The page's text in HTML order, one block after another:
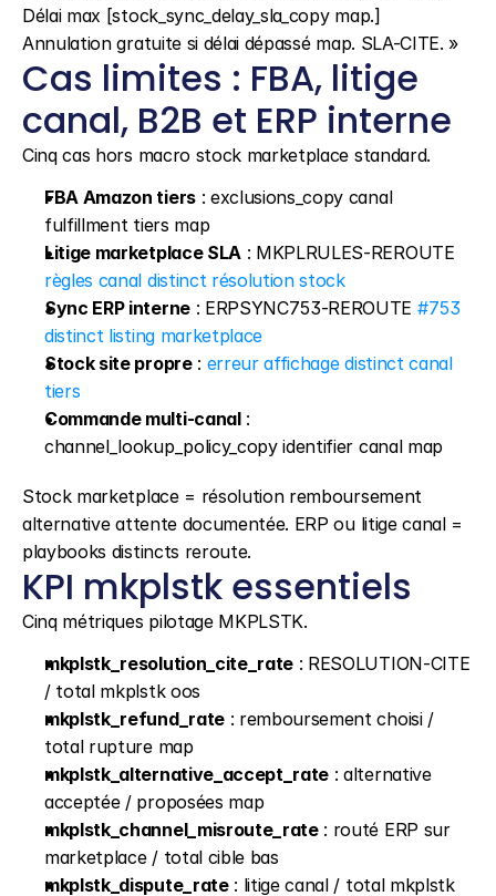
Délai max [stock_sync_delay_sla_copy map.]
Annulation gratuite si délai dépassé map. SLA-CITE. »
Cas limites : FBA, litige
canal, B2B et ERP interne
Cinq cas hors macro stock marketplace standard.
FBA Amazon tiers : exclusions_copy canal
fulfillment tiers map
Litige marketplace SLA
règles canal distinct résolution stock
Sync ERP interne : ERPSYNC753-REROUTE #753
distinct listing marketplace
Stock site propre : erreur affichage distinct canal
tiers
Commande multi-canal :
channel_lookup_policy_copy identifier canal map
Stock marketplace = résolution remboursement
alternative attente documentée. ERP ou litige canal =
playbooks distincts reroute.
KPI mkplstk essentiels
Cinq métriques pilotage MKPLSTK.
mkplstk_resolution_cite_rate : RESOLUTION-CITE
/ total mkplstk oos
mkplstk_refund_rate : remboursement choisi /
total rupture map
mkplstk_alternative_accept_rate : alternative
acceptée / proposées map
mkplstk_channel_misroute_rate : routé ERP sur
marketplace / total cible bas
mkplstk_dispute_rate : litige canal / total mkplstk